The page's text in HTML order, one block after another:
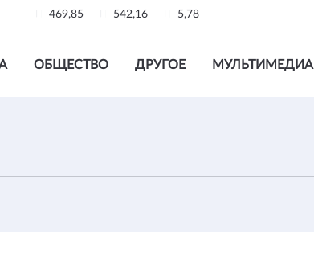
469,85 542,16 5,78
ОБЩЕСТВО ДРУГОЕ МУЛЬТИМЕДИА